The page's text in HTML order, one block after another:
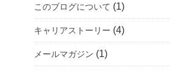
このブログについて (1)
キャリアストーリー (4)
メールマガジン (1)